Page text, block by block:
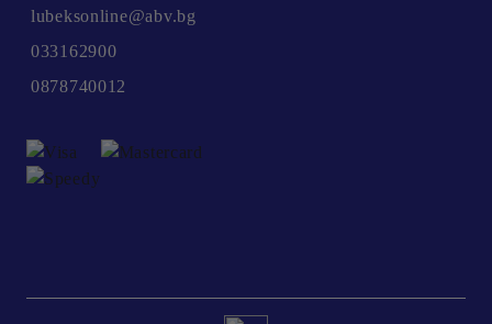
lubeksonline@abv.bg
033162900
0878740012